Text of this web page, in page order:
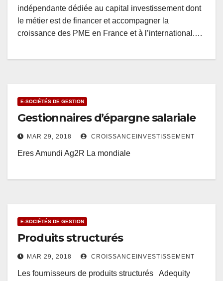
indépendante dédiée au capital investissement dont
le métier est de financer et accompagner la
croissance des PME en France et à l’international.…
E-SOCIÉTÉS DE GESTION
Gestionnaires d’épargne salariale
MAR 29, 2018 CROISSANCEINVESTISSEMENT
Eres Amundi Ag2R La mondiale
E-SOCIÉTÉS DE GESTION
Produits structurés
MAR 29, 2018 CROISSANCEINVESTISSEMENT
Les fournisseurs de produits structurés Adequity